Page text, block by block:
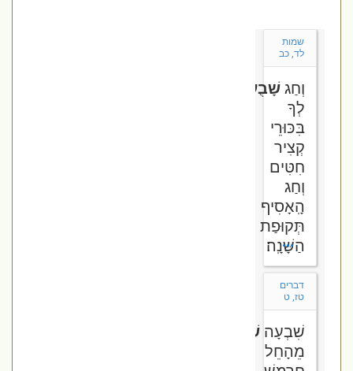
שמות
לד, כב
וְחַגשָׁבֻעֹת?
לְךָ
בִּכּוּרֵי
קְצִיר
חִטִּים
וְחַג
הָֽאָסִיף
תְּקוּפַת
הַשָּׁנָֽה׃
דברים
טז, ט
שִׁבְעָהשָׁבֻעֹת
מֵהָחֵל